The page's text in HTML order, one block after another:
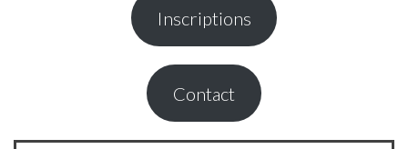
Inscriptions
Contact